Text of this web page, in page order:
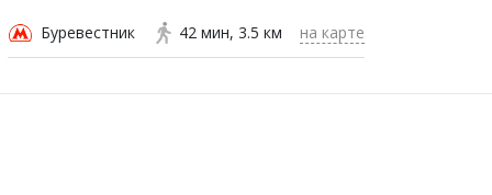
Буревестник 42 мин 3.5 км на карте